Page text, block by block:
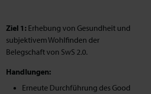
Ziel 1:Erhebung von Gesundheit und
subjektivem Wohlfinden der
Belegschaft von SwS 2.0.
Handlungen:
Erneute Durchführung des Good